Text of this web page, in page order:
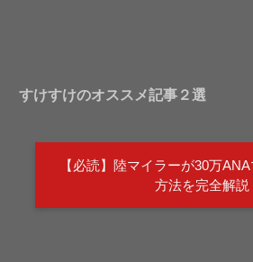
すけすけのオススメ記事２選
【必読】陸マイラーが30万
方法を完全解説